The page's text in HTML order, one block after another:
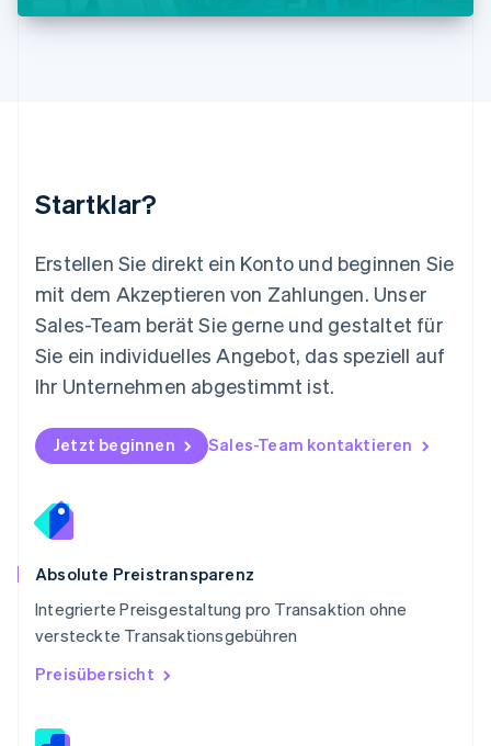
Startklar?
Erstellen Sie direkt ein Konto und beginnen Sie
mit dem Akzeptieren von Zahlungen. Unser
Sales-Team berät Sie gerne und gestaltet für
Sie ein individuelles Angebot, das speziell auf
Ihr Unternehmen abgestimmt ist.
Jetzt beginnen Sales-Team kontaktieren
Absolute Preistransparenz
Integrierte Preisgestaltung pro Transaktion ohne
versteckte Transaktionsgebühren
Preisübersicht
Malta
Nederlands English
Norwegen
Österreich
Polen
English
Portugal
Português English
Rumänien
Schweden
Svenska English
Deutsch
Singapur
English
Slowakei
Slowenien
EnglishItaliano
Sonderverwaltungsregion Hongkong,
Spanien